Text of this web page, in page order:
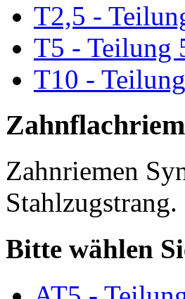
T2,5 -
T5 - Teilung
T10 -
Zahnriemen
Stahlzugstrang.
Bitte wählen